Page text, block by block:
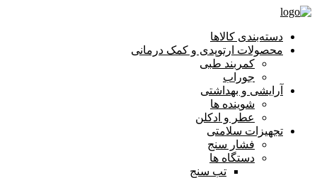
دسته‌بندی کالاها
محصولات ارتوپدی و کمک درمانی
کمربند طبی
جوراب
آرایشی و بهداشتی
شوینده ها
عطر و ادکلن
تجهیزات سلامتی
فشار سنج
دستگاه ها
تب سنج